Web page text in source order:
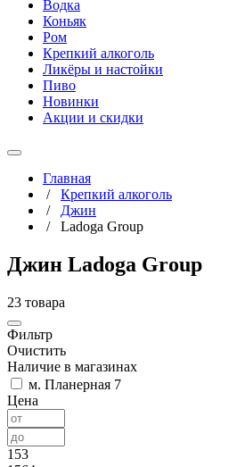
Водка
Коньяк
Ром
Крепкий алкоголь
Ликёры и настойки
Пиво
Новинки
Акции и скидки
Главная
/ Крепкий алкоголь
/ Джин
/ Ladoga Group
Джин Ladoga Group
23 товара
Фильтр
Очистить
Наличие в магазинах
м. Планерная 7
Цена
153